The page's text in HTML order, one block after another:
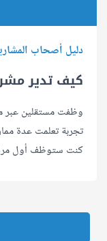
دليل أصحاب
كيف تدير
وظفت مستقلين عبر
تجربة تعلمت عدة
كنت ستوظف أول